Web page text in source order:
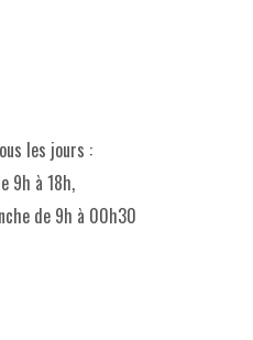
les jours :
9h à 18h,
de 9h à 00h30